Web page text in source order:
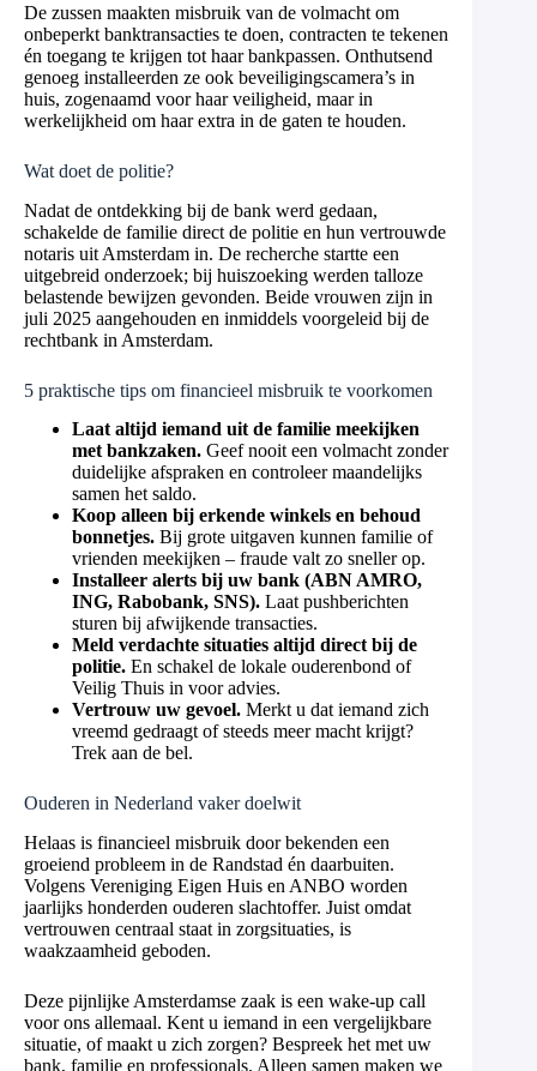
De zussen maakten misbruik van de volmacht om
onbeperkt banktransacties te doen, contracten te tekenen
én toegang te krijgen tot haar bankpassen. Onthutsend
genoeg installeerden ze ook beveiligingscamera’s in
huis, zogenaamd voor haar veiligheid, maar in
werkelijkheid om haar extra in de gaten te houden.
Wat doet de politie?
Nadat de ontdekking bij de bank werd gedaan,
schakelde de familie direct de politie en hun vertrouwde
notaris uit Amsterdam in. De recherche startte een
uitgebreid onderzoek; bij huiszoeking werden talloze
belastende bewijzen gevonden. Beide vrouwen zijn in
juli 2025 aangehouden en inmiddels voorgeleid bij de
rechtbank in Amsterdam.
5 praktische tips om financieel misbruik te voorkomen
Laat altijd iemand uit de familie meekijken
met bankzaken. Geef nooit een volmacht zonder
duidelijke afspraken en controleer maandelijks
samen het saldo.
Koop alleen bij erkende winkels en behoud
bonnetjes. Bij grote uitgaven kunnen familie of
vrienden meekijken – fraude valt zo sneller op.
Installeer alerts bij uw bank (ABN AMRO,
ING, Rabobank, SNS). Laat pushberichten
sturen bij afwijkende transacties.
Meld verdachte situaties altijd direct bij de
politie. En schakel de lokale ouderenbond of
Veilig Thuis in voor advies.
Vertrouw uw gevoel. Merkt u dat iemand zich
vreemd gedraagt of steeds meer macht krijgt?
Trek aan de bel.
Ouderen in Nederland vaker doelwit
Helaas is financieel misbruik door bekenden een
groeiend probleem in de Randstad én daarbuiten.
Volgens Vereniging Eigen Huis en ANBO worden
jaarlijks honderden ouderen slachtoffer. Juist omdat
vertrouwen centraal staat in zorgsituaties, is
waakzaamheid geboden.
Deze pijnlijke Amsterdamse zaak is een wake-up call
voor ons allemaal. Kent u iemand in een vergelijkbare
situatie, of maakt u zich zorgen? Bespreek het met uw
bank, familie en professionals. Alleen samen maken we